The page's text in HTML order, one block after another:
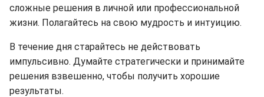
сложные решения в личной или профессиональной
жизни. Полагайтесь на свою мудрость и интуицию.
В течение дня старайтесь не действовать
импульсивно. Думайте стратегически и принимайте
решения взвешенно, чтобы получить хорошие
результаты.